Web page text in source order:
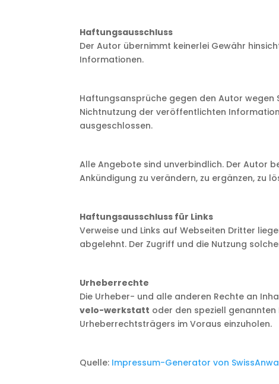
Haftungsausschluss
Der Autor übernimmt keinerlei Gewähr
Informationen.
Haftungsansprüche gegen den Autor
Nichtnutzung der veröffentlichten
ausgeschlossen.
Alle Angebote sind unverbindlich. Der Autor
Ankündigung zu verändern, zu ergänzen, zu
Haftungsausschluss für Links
Verweise und Links auf Webseiten Dritter
abgelehnt. Der Zugriff und die Nutzung
Urheberrechte
Die Urheber- und alle anderen Rechte an
velo-werkstatt oder den speziell
Urheberrechtsträgers im Voraus einzuholen.
Quelle: Impressum-Generator von